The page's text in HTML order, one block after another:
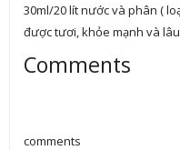
30ml/20 lít nước và phân (
được tươi, khỏe mạnh và
Comments
comments